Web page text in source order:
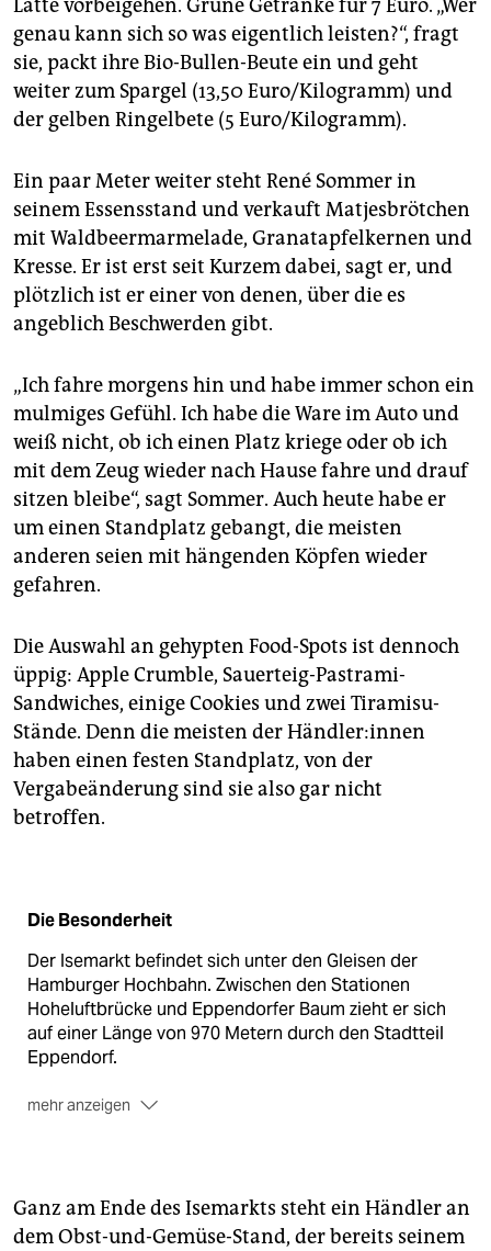
Latte vorbeigehen. Grüne Getränke für 7 Euro. „Wer
genau kann sich so was eigentlich leisten?“, fragt
sie, packt ihre Bio-Bullen-Beute ein und geht
weiter zum Spargel (13,50 Euro/Kilogramm) und
der gelben Ringelbete (5 Euro/Kilogramm).
Ein paar Meter weiter steht René Sommer in
seinem Essensstand und verkauft Matjesbrötchen
mit Waldbeermarmelade, Granatapfelkernen und
Kresse. Er ist erst seit Kurzem dabei, sagt er, und
plötzlich ist er einer von denen, über die es
angeblich Beschwerden gibt.
„Ich fahre morgens hin und habe immer schon ein
mulmiges Gefühl. Ich habe die Ware im Auto und
weiß nicht, ob ich einen Platz kriege oder ob ich
mit dem Zeug wieder nach Hause fahre und drauf
sitzen bleibe“, sagt Sommer. Auch heute habe er
um einen Standplatz gebangt, die meisten
anderen seien mit hängenden Köpfen wieder
gefahren.
Die Auswahl an gehypten Food-Spots ist dennoch
üppig: Apple Crumble, Sauerteig-­Pastrami-
Sandwiches, einige Cookies und zwei Tiramisu-
Stände. Denn die meisten der Händ­le­r:in­nen
haben einen festen Standplatz, von der
Vergabeänderung sind sie also gar nicht
betroffen.
Die Besonderheit
Der Isemarkt befindet sich unter den Gleisen der
Hamburger Hochbahn. Zwischen den Stationen
Hoheluftbrücke und Eppendorfer Baum zieht er sich
auf einer Länge von 970 Metern durch den Stadtteil
Eppendorf.
mehr anzeigen
Hindernisse auf dem Weg
Ganz am Ende des Isemarkts steht ein Händler an
dem Obst-und-Gemüse-Stand, der bereits seinem